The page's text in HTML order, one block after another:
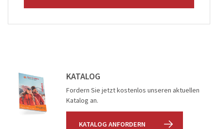
KATALOG
Fordern Sie jetzt kostenlos unseren aktuellen
Katalog an.
KATALOG ANFORDERN